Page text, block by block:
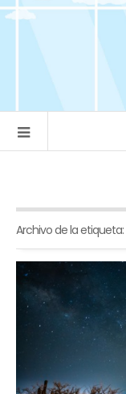
Archivo de la etiqueta: